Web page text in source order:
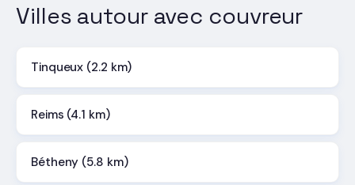
Villes autour avec couvreur
Tinqueux (2.2 km)
Reims (4.1 km)
Bétheny (5.8 km)